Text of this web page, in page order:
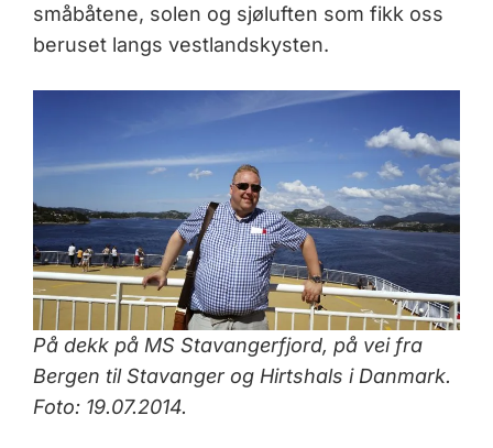
småbåtene, solen og sjøluften som fikk oss
beruset langs vestlandskysten.
På dekk på MS Stavangerfjord, på vei fra
Bergen til Stavanger og Hirtshals i Danmark.
Foto: 19.07.2014.